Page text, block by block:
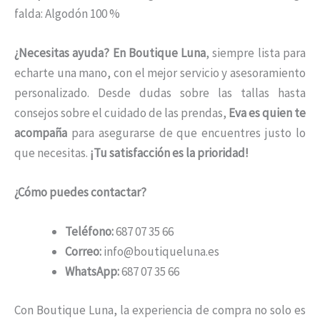
falda: Algodón 100 %
¿Necesitas ayuda? En Boutique Luna, siempre lista para
echarte una mano, con el mejor servicio y asesoramiento
personalizado. Desde dudas sobre las tallas hasta
consejos sobre el cuidado de las prendas, Eva es quien te
acompaña para asegurarse de que encuentres justo lo
que necesitas. ¡Tu satisfacción es la prioridad!
¿Cómo puedes contactar?
Teléfono:687 07 35 66
Correo:info@boutiqueluna.es
WhatsApp:687 07 35 66
Con Boutique Luna, la experiencia de compra no solo es